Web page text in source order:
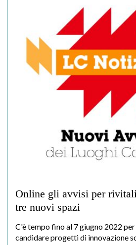
Online gli avvisi per
tre nuovi spazi
C'è tempo fino al 7 giugno 2022 per
candidare progetti di innovazione